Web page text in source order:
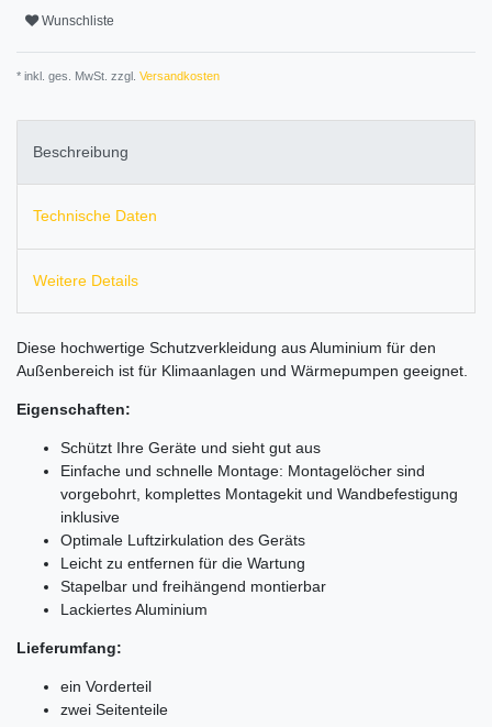
Wunschliste
* inkl. ges. MwSt. zzgl. Versandkosten
Beschreibung
Technische Daten
Weitere Details
Diese hochwertige Schutzverkleidung aus Aluminium für den
Außenbereich ist für Klimaanlagen und Wärmepumpen geeignet.
Eigenschaften:
Schützt Ihre Geräte und sieht gut aus
Einfache und schnelle Montage: Montagelöcher sind
vorgebohrt, komplettes Montagekit und Wandbefestigung
inklusive
Optimale Luftzirkulation des Geräts
Leicht zu entfernen für die Wartung
Stapelbar und freihängend montierbar
Lackiertes Aluminium
Lieferumfang:
ein Vorderteil
zwei Seitenteile